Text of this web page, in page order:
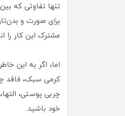
تنها تفاوتی که
برای صورت و
مشترک این کار را
اما، اگر به این
کرمی سبک، فاقد
چربی پوستی،
خود باشید.